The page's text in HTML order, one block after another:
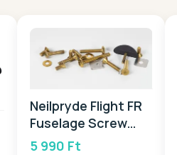
Neilpryde Flight FR
Fuselage Screw
2026
5 990 Ft